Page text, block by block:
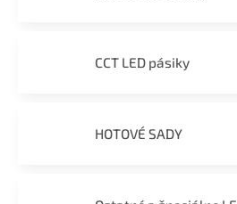
CCT LED pásiky
HOTOVÉ SADY